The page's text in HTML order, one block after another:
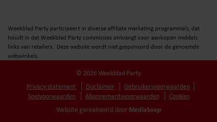
Weekblad Party participeert in diverse affiliate marketing programma’s, dat
houdt in dat Weekblad Party commissies ontvangt voor aankopen middels
links van retailers. Deze website wordt niet gesponsord door de genoemde
webwinkels.
© 2026 Weekblad Party
Privacy statement
Disclaimer
Gebruikersvoorwaarden
Spelvoorwaarden
Abonnementsvoorwaarden
Cookies
Website gerealiseerd door MediaSoep